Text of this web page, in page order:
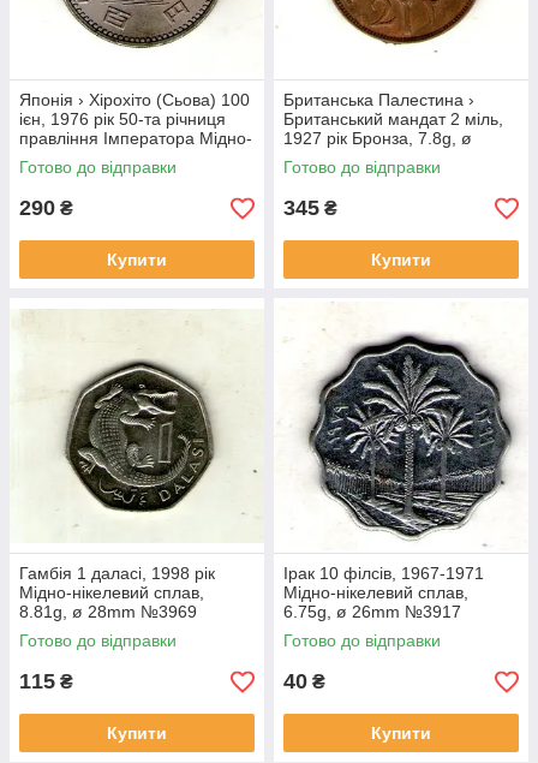
Японія › Хірохіто (Сьова) 100
ієн, 1976 рік 50-та річниця
правління Імператора Мідно-
нікелевий сплав, 12g, ø
30mm №3974
Готово до відправки
290 ₴
Купити
Британська Палестина ›
Британський мандат 2 міль,
1927 рік Бронза, 7.8g, ø
28mm №1852
Готово до відправки
345 ₴
Купити
Гамбія 1 даласі, 1998 рік
Мідно-нікелевий сплав,
8.81g, ø 28mm №3969
Готово до відправки
115 ₴
Купити
Ірак 10 філсів, 1967-1971
Мідно-нікелевий сплав,
6.75g, ø 26mm №3917
Готово до відправки
40 ₴
Купити